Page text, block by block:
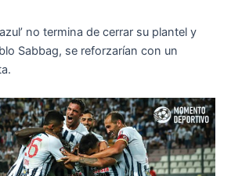
no termina de cerrar su plantel y
Sabbag, se reforzarían con un